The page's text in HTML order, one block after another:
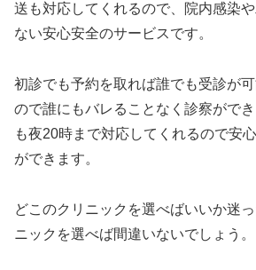
送も対応してくれるので、院内感染
ない安心安全のサービスです。
初診でも予約を取れば誰でも受診が
ので誰にもバレることなく診察がで
も夜20時まで対応してくれるので安
ができます。
どこのクリニックを選べばいいか迷
ニックを選べば間違いないでしょう。